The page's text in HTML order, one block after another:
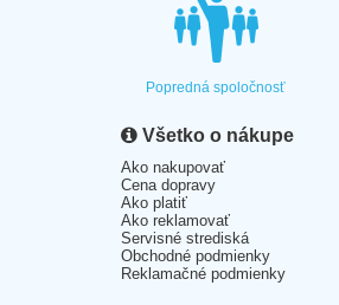
Popredná spoločnosť
Všetko o nákupe
Ako nakupovať
Cena dopravy
Ako platiť
Ako reklamovať
Servisné strediská
Obchodné podmienky
Reklamačné podmienky